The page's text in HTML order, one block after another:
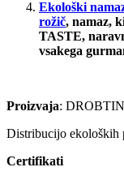
Ekološki
rožič, namaz,
TASTE,
vsakega
Proizvaja:
Distribucijo ekoloških
Certifikati